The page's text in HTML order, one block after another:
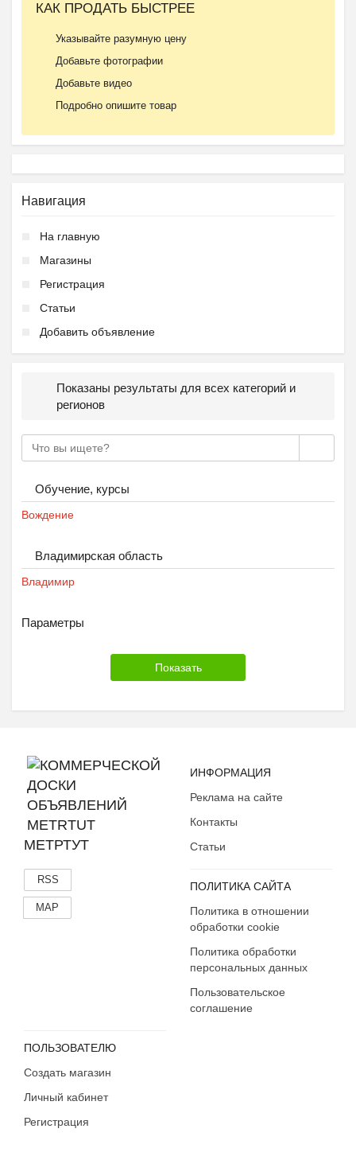
КАК ПРОДАТЬ БЫСТРЕЕ
Указывайте разумную цену
Добавьте фотографии
Добавьте видео
Подробно опишите товар
Навигация
На главную
Магазины
Регистрация
Статьи
Добавить объявление
Показаны результаты для всех категорий и
регионов
Обучение, курсы
Вождение
Владимирская область
Владимир
Параметры
МЕТРТУТ
RSS
MAP
ИНФОРМАЦИЯ
Реклама на сайте
Контакты
Статьи
ПОЛИТИКА САЙТА
Политика в отношении
обработки cookie
Политика обработки
персональных данных
Пользовательское
соглашение
ПОЛЬЗОВАТЕЛЮ
Создать магазин
Личный кабинет
Регистрация